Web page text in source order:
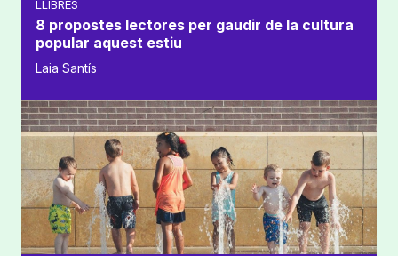
LLIBRES
8 propostes lectores per gaudir de la cultura
popular aquest estiu
Laia Santís